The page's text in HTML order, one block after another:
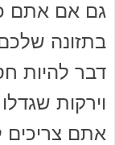
גם אם אתם
בתזונה
דבר להיות
וירקות
אתם צריכים